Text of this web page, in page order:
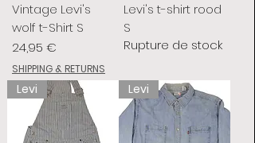
Vintage Levi's
wolf t-Shirt S
Prix
24,95 €
SHIPPING & RETURNS
Levi's t-shirt rood
S
Rupture de stock
Levi Levi